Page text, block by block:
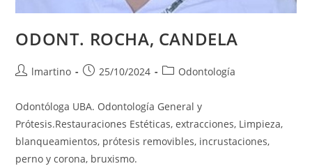
ODONT. ROCHA, CANDELA
lmartino 25/10/2024 Odontología
Odontóloga UBA. Odontología General y
Prótesis.Restauraciones Estéticas, extracciones, Limpieza,
blanqueamientos, prótesis removibles, incrustaciones,
perno y corona, bruxismo.